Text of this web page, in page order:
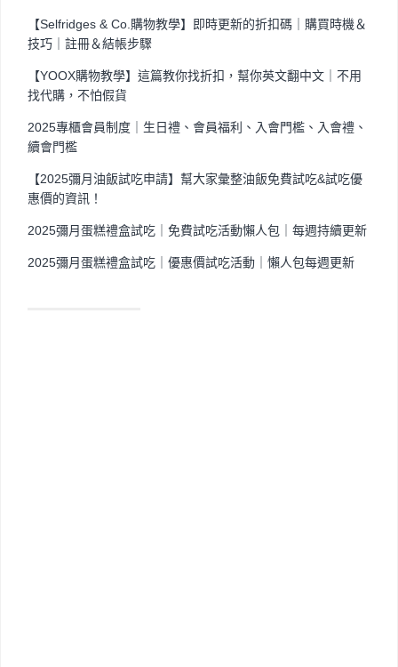
【Selfridges & Co.購物教學】即時更新的折扣碼｜購買時機＆
技巧｜註冊＆結帳步驟
【YOOX購物教學】這篇教你找折扣，幫你英文翻中文｜不用
找代購，不怕假貨
2025專櫃會員制度｜生日禮、會員福利、入會門檻、入會禮、
續會門檻
【2025彌月油飯試吃申請】幫大家彙整油飯免費試吃&試吃優
惠價的資訊！
2025彌月蛋糕禮盒試吃｜免費試吃活動懶人包｜每週持續更新
2025彌月蛋糕禮盒試吃｜優惠價試吃活動｜懶人包每週更新